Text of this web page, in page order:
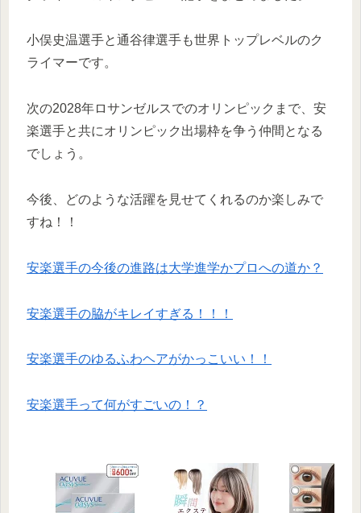
小俣史温選手と通谷律選手も世界トップレベルのク
ライマーです。
次の2028年ロサンゼルスでのオリンピックまで、安
楽選手と共にオリンピック出場枠を争う仲間となる
でしょう。
今後、どのような活躍を見せてくれるのか楽しみで
すね！！
安楽選手の今後の進路は大学進学かプロへの道か？
安楽選手の脇がキレイすぎる！！！
安楽選手のゆるふわヘアがかっこいい！！
安楽選手って何がすごいの！？